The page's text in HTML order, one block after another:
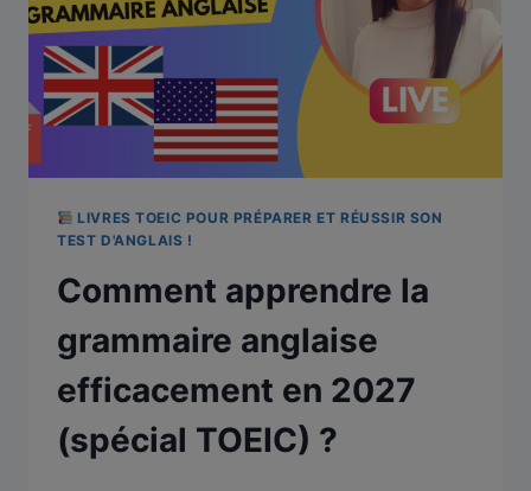
LIVRES TOEIC POUR PRÉPARER ET RÉUSSIR SON
TEST D'ANGLAIS !
Comment apprendre la
grammaire anglaise
efficacement en 2027
(spécial TOEIC) ?